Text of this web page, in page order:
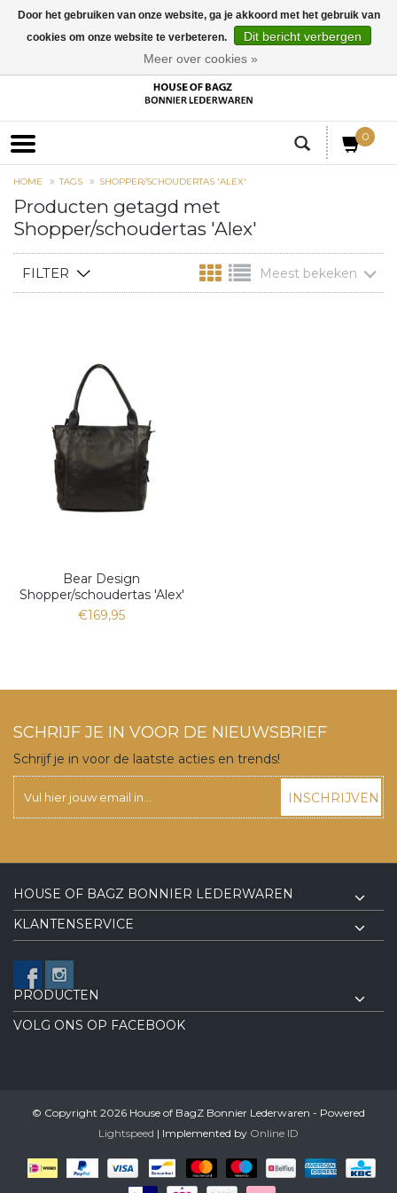
0
HOME TAGS SHOPPER/SCHOUDERTAS 'ALEX'
Producten getagd met
Shopper/schoudertas 'Alex'
FILTER Meest bekeken
Bear Design
Shopper/schoudertas 'Alex'
€169,95
SCHRIJF JE IN VOOR DE NIEUWSBRIEF
Schrijf je in voor de laatste acties en trends!
INSCHRIJVEN
HOUSE OF BAGZ BONNIER LEDERWAREN
KLANTENSERVICE
PRODUCTEN
VOLG ONS OP FACEBOOK
© Copyright 2026 House of BagZ Bonnier Lederwaren - Powered
Lightspeed | Implemented by Online ID
Door het gebruiken van onze website, ga je akkoord met het gebruik van
cookies om onze website te verbeteren.
Dit bericht verbergen
Meer over cookies »